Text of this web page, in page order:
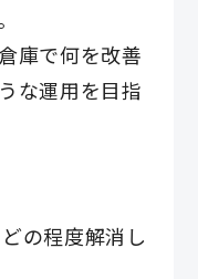
庫で何を改善
な運用を目指
の程度解消し